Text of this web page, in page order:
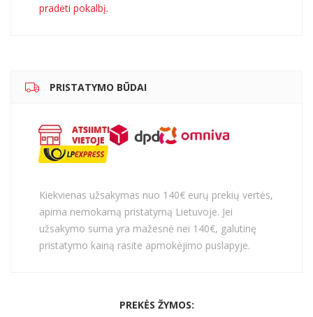
pradėti pokalbį.
PRISTATYMO BŪDAI
Kiekvienas užsakymas nuo 140€ eurų prekių vertės,
apima nemokamą pristatymą Lietuvoje. Jei
užsakymo suma yra mažesnė nei 140€, galutinę
pristatymo kainą rasite apmokėjimo puslapyje.
PREKĖS ŽYMOS: